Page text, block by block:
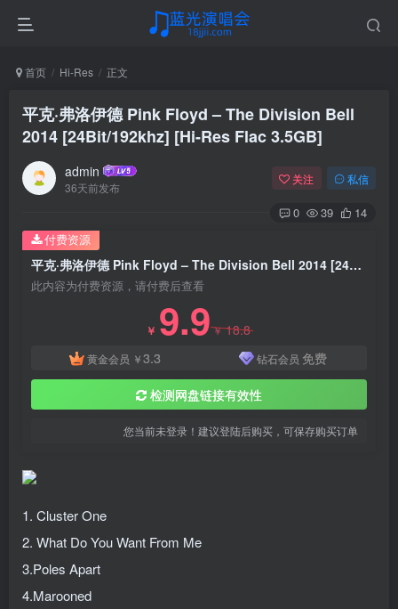
首页 Hi-Res 正文
平克·弗洛伊德 Pink Floyd – The Division Bell
2014 [24Bit/192khz] [Hi-Res Flac 3.5GB]
admin
36天前发布
关注 私信
0 39 14
平克·弗洛伊德 Pink Floyd – The Division Bell 2014 [24Bit/192khz] [Hi-Res Flac 3.5GB]
此内容为付费资源，请付费后查看
￥ 9.9￥18.8
黄金会员 ￥3.3 钻石会员 免费
检测网盘链接有效性
您当前未登录！建议登陆后购买，可保存购买订单
付费资源
1. Cluster One
2. What Do You Want From Me
3.Poles Apart
4.Marooned